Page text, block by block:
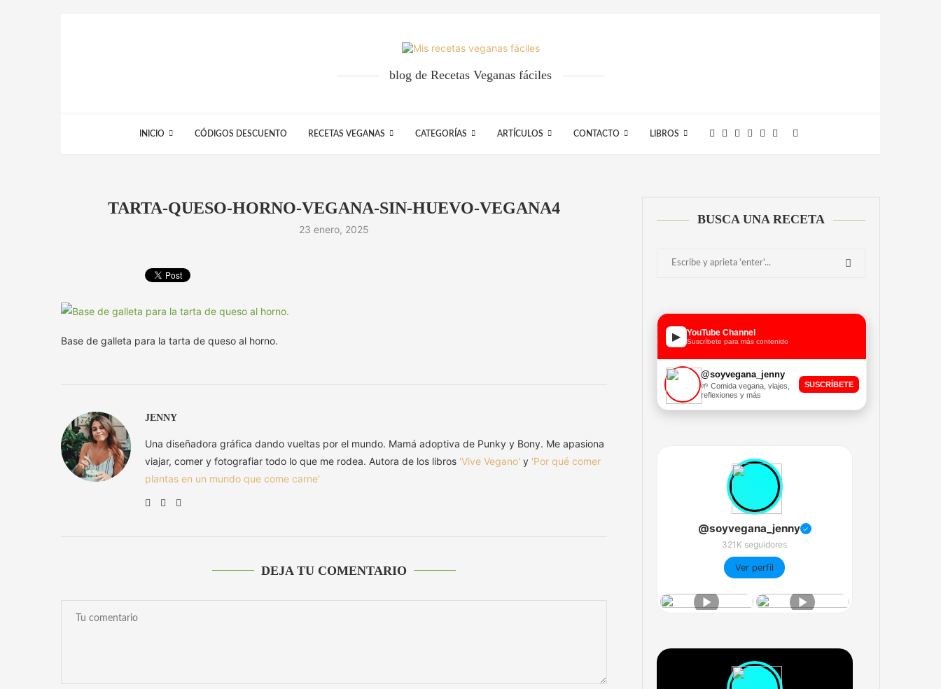
blog de Recetas Veganas fáciles
INICIO CÓDIGOS DESCUENTO RECETAS VEGANAS CATEGORÍAS ARTÍCULOS CONTACTO LIBROS
TARTA-QUESO-HORNO-VEGANA-SIN-HUEVO-VEGANA4
23 enero, 2025
Base de galleta para la tarta de queso al horno.
JENNY
Una diseñadora gráfica dando vueltas por el mundo. Mamá adoptiva de Punky y Bony. Me apasiona
viajar, comer y fotografiar todo lo que me rodea. Autora de los libros 'Vive Vegano' y 'Por qué comer
plantas en un mundo que come carne'
DEJA TU COMENTARIO
BUSCA UNA RECETA
▶ YouTube Channel
Suscríbete para más contenido
@soyvegana_jenny
🌱 Comida vegana, viajes,
reflexiones y más
SUSCRÍBETE
@soyvegana_jenny ✓
321K seguidores
Ver perfil